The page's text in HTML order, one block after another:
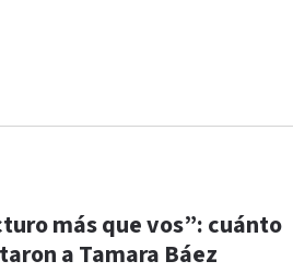
más que vos”: cuánto
a Tamara Báez